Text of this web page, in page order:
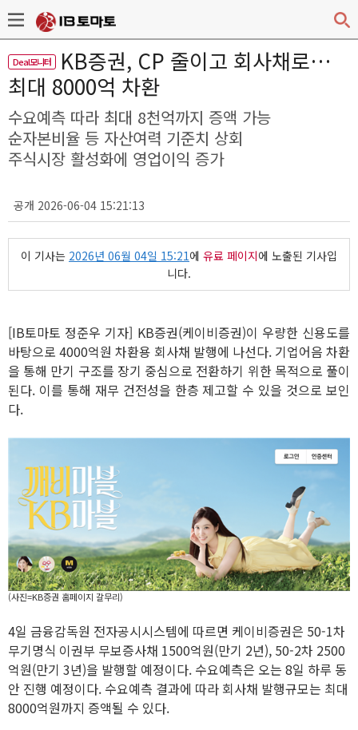
Deal모니터
KB증권, CP 줄이고 회사채로…
최대 8000억 차환
수요예측 따라 최대 8천억까지 증액 가능
순자본비율 등 자산여력 기준치 상회
주식시장 활성화에 영업이익 증가
공개 2026-06-04 15:21:13
이 기사는 2026년 06월 04일 15:21에 유료 페이지에 노출된 기사입
니다.
[IB토마토 정준우 기자] KB증권(케이비증권)이 우량한 신용도를
바탕으로 4000억원 차환용 회사채 발행에 나선다. 기업어음 차환
을 통해 만기 구조를 장기 중심으로 전환하기 위한 목적으로 풀이
된다. 이를 통해 재무 건전성을 한층 제고할 수 있을 것으로 보인
다.
(사진=KB증권 홈페이지 갈무리)
4일 금융감독원 전자공시시스템에 따르면 케이비증권은 50-1차
무기명식 이권부 무보증사채 1500억원(만기 2년), 50-2차 2500
억원(만기 3년)을 발행할 예정이다. 수요예측은 오는 8일 하루 동
안 진행 예정이다. 수요예측 결과에 따라 회사채 발행규모는 최대
8000억원까지 증액될 수 있다.